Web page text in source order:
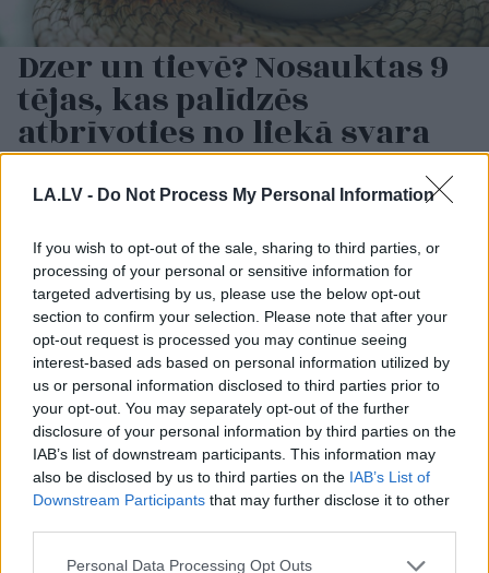
LA.LV - Do Not Process My Personal Information
If you wish to opt-out of the sale, sharing to third parties, or
processing of your personal or sensitive information for
targeted advertising by us, please use the below opt-out
section to confirm your selection. Please note that after your
opt-out request is processed you may continue seeing
interest-based ads based on personal information utilized by
us or personal information disclosed to third parties prior to
your opt-out. You may separately opt-out of the further
disclosure of your personal information by third parties on the
IAB’s list of downstream participants. This information may
also be disclosed by us to third parties on the IAB’s List of
Downstream Participants that may further disclose it to other
Please note that this website/app uses one or more Google
Personal Data Processing Opt Outs
Dzer un tievē? Nosauktas 9
tējas, kas palīdzēs
atbrīvoties no liekā svara
Vecmāmiņa pēc
slimnīcā pieļautas
kļūdas paliek
neatgriezeniski
sakropļota
“Cilvēki dzīvo tikai
centrā, pārējie ir
dzimtcilvēki,” rīdzinieks
sašutis par pasākumu
organizēšanu
galvaspilsētā